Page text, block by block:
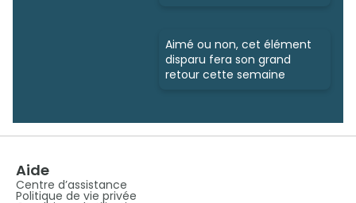
Aimé ou non, cet élément
disparu fera son grand
retour cette semaine
Aide
Centre d’assistance
Politique de vie privée